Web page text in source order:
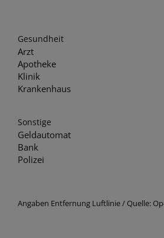
Gesundheit
Arzt
Apotheke
Klinik
Krankenhaus
Sonstige
Geldautomat
Bank
Polizei
Angaben Entfernung Luftlinie / Quelle: